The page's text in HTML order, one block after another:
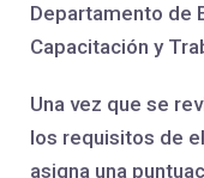
Departamento de
Capacitación y
Una vez que se
los requisitos de
asigna una